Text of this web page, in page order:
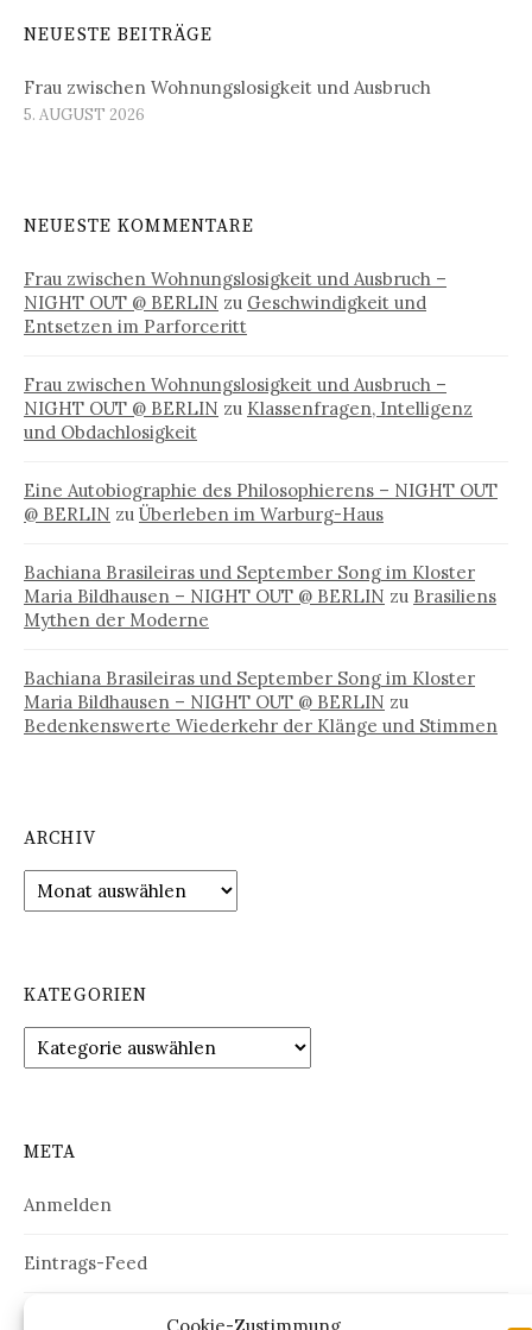
NEUESTE BEITRÄGE
Frau zwischen Wohnungslosigkeit und Ausbruch
5. AUGUST 2026
NEUESTE KOMMENTARE
Frau zwischen Wohnungslosigkeit und Ausbruch –
NIGHT OUT @ BERLIN zu Geschwindigkeit und
Entsetzen im Parforceritt
Frau zwischen Wohnungslosigkeit und Ausbruch –
NIGHT OUT @ BERLIN zu Klassenfragen, Intelligenz
und Obdachlosigkeit
Eine Autobiographie des Philosophierens – NIGHT OUT
@ BERLIN zu Überleben im Warburg-Haus
Bachiana Brasileiras und September Song im Kloster
Maria Bildhausen – NIGHT OUT @ BERLIN zu Brasiliens
Mythen der Moderne
Bachiana Brasileiras und September Song im Kloster
Maria Bildhausen – NIGHT OUT @ BERLIN zu
Bedenkenswerte Wiederkehr der Klänge und Stimmen
ARCHIV
Archiv
KATEGORIEN
Kategorien
META
Anmelden
Eintrags-Feed
Kommentar-Feed